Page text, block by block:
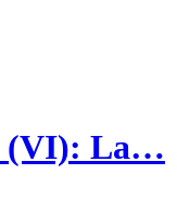
(VI): La…